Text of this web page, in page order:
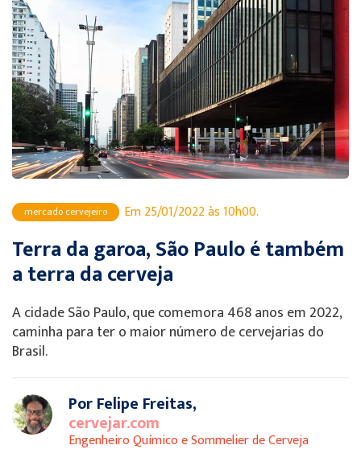
mercado cervejeiro Em 25/01/2022 às 10h00.
Terra da garoa, São Paulo é também
a terra da cerveja
A cidade São Paulo, que comemora 468 anos em 2022,
caminha para ter o maior número de cervejarias do
Brasil.
Por Felipe Freitas,
cervejar.com
Engenheiro Químico e Sommelier de Cerveja